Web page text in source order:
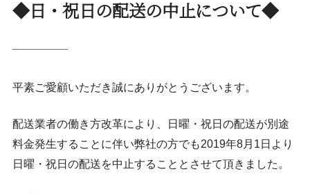
◆日・祝日の配送の中止について◆
平素ご愛顧いただき誠にありがとうございます。
配送業者の働き方改革により、日曜・祝日の配送が別途
料金発生することに伴い弊社の方でも2019年8月1日より
日曜・祝日の配送を中止することとさせて頂きました。